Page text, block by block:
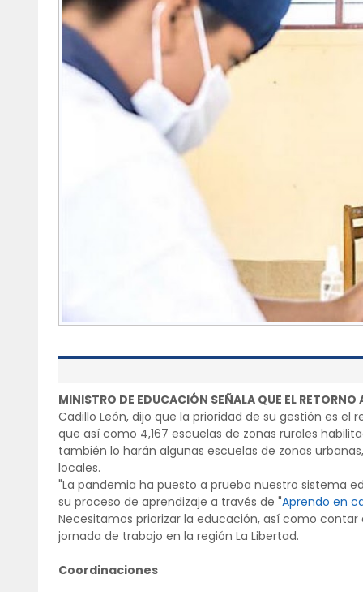
MINISTRO DE EDUCACIÓN SEÑALA QUE EL RETORNO
Cadillo León, dijo que la prioridad de su gestión es
que así como 4,167 escuelas de zonas rurales
también lo harán algunas escuelas de zonas
locales.
"La pandemia ha puesto a prueba nuestro sistema
su proceso de aprendizaje a través de "Aprendo en
Necesitamos priorizar la educación, así como
jornada de trabajo en la región La Libertad.
Coordinaciones